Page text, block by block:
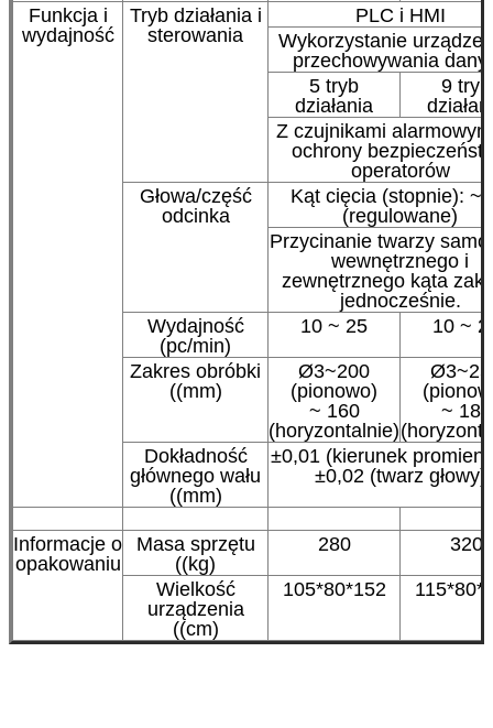
Funkcja i
wydajność
Tryb działania i
sterowania
PLC i HMI
Wykorzystanie
przechowywania
5 tryb
działania
9 tryb
Z czujnikami
ochrony
operatorów
Głowa/część
odcinka
Kąt cięcia (stopnie): ~
(regulowane)
Przycinanie twarzy
wewnętrznego i
zewnętrznego kąta
jednocześnie.
Wydajność
(pc/min)
10 ~ 25 10 ~
Zakres obróbki
((mm)
Ø3~200
(pionowo)
~ 160
(horyzontalnie)
~ 180
Dokładność
głównego wału
((mm)
±0,01 (kierunek
±0,02 (twarz głowy)
Informacje o
opakowaniu
Masa sprzętu
((kg)
280 320
Wielkość
urządzenia
((cm)
105*80*152